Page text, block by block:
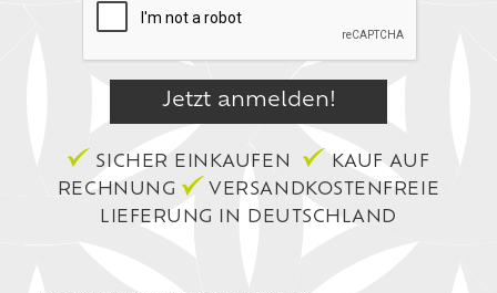
SICHER EINKAUFEN
KAUF AUF
RECHNUNG
VERSANDKOSTENFREIE
LIEFERUNG IN DEUTSCHLAND